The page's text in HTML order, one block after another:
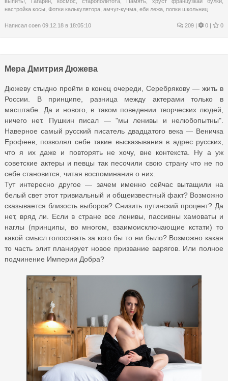
настройка косы Фотки калькулятора амчуг-кучма еби лежа попки школьниц
Написал coen 09.12.18 в 18:05:10 209 | 0 | 0
Мера Дмитрия Дюжева
Дюжеву стыдно пройти в конец очереди, Серебрякову — жить в
России. В принципе, разница между актерами только в
масштабе. Да и нового, в таком поведении творческих людей,
ничего нет. Пушкин писал — "мы ленивы и нелюбопытны".
Наверное самый русский писатель двадцатого века — Веничка
Ерофеев, позволял себе такие высказывания в адрес русских,
что я их даже и повторять не хочу, вне контекста. Ну а уж
советские актеры и певцы так песочили свою страну что не по
себе становится, читая воспоминания о них.
Тут интересно другое — зачем именно сейчас вытащили на
белый свет этот тривиальный и общеизвестный факт? Возможно
сказывается близость выборов? Снизить путинский процент? Да
нет, вряд ли. Если в стране все ленивы, пассивны хамоваты и
наглы (принципы, во многом, взаимоисключающие кстати) то
какой смысл голосовать за кого бы то ни было? Возможно какая
то часть элит планирует новое призвание варягов. Или полное
подчинение Империи Добра?